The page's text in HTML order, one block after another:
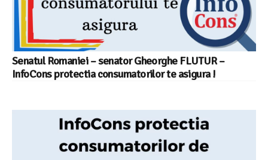
Senatul Romaniei – senator Gheorghe FLUTUR –
InfoCons protectia consumatorilor te asigura !